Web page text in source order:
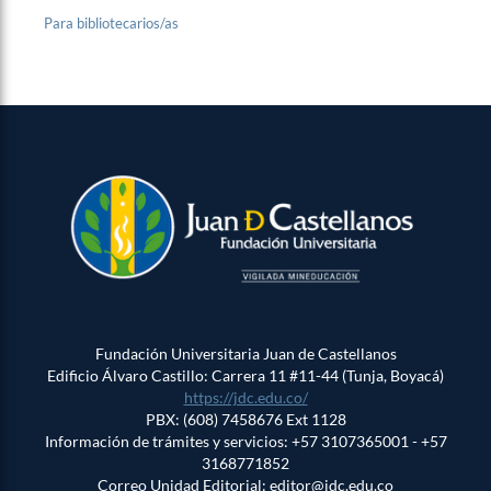
Para bibliotecarios/as
Fundación Universitaria Juan de Castellanos
Edificio Álvaro Castillo: Carrera 11 #11-44 (Tunja, Boyacá)
https://jdc.edu.co/
PBX: (608) 7458676 Ext 1128
Información de trámites y servicios: +57 3107365001 - +57
3168771852
Correo Unidad Editorial: editor@jdc.edu.co